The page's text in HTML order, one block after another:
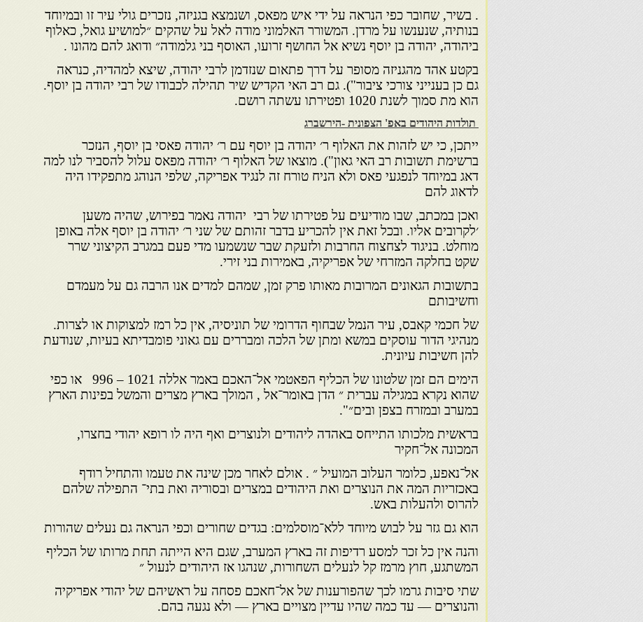
. בשיר, שחובר כפי הנראה על ידי איש מפאס, ושנמצא בגניזה, נזכרים גולי עיר זו ובמיוחד
בנותיה, שנענשו על מרדן. המשורר האלמוני מודה לאל על שהקים ״למושיע גואל, כאלוף
ביהודה, יהודה בן יוסף נשיא אל החושף זרועו, האוסף בני גלמודה״ ודואג להם מהונו .
בקטע אהד מהגניזה מסופר על דרך פתאום שנזדמן לרבי יהודה, שיצא למהדיה, כנראה
גם כן בענייני צורכי ציבור"). גם רב האי הקדיש שיר תהילה לכבודו של רבי יהודה בן יוסף.
הוא מת סמוך לשנת 1020 ופטירתו עשתה רושם.
תולדות היהודים באפ' הצפונית -הירשברג
ייתכן, כי יש לזהות את האלוף ר׳ יהודה בן יוסף עם ר׳ יהודה פאסי בן יוסף, הנזכר
ברשימת תשובות רב האי גאון"). מוצאו של האלוף ר׳ יהודה מפאס עלול להסביר לנו למה
דאג במיוחד לנפגעי פאס ולא הניח טורח זה לנגיד אפריקה, שלפי הנוהג מתפקידו היה
לדאוג להם
ואכן במכתב, שבו מודיעים על פטירתו של רבי יהודה נאמר בפירוש, שהיה משען
׳לקרובים אליו. ובכל זאת אין להכריע בדבר זהותם של שני ר׳ יהודה בן יוסף אלה באופן
מוחלט. בניגוד לצחצוח החרבות ולזעקת שבר שנשמעו מדי פעם במגרב הקיצוני שרר
שקט בחלקה המזרחי של אפריקיה, באמירות בני זירי.
בתשובות הגאונים המרובות מאותו פרק זמן, שמהם למדים אנו הרבה גם על מעמדם
וחשיבותם
של חכמי קאבס, עיר הנמל שבחוף הדרומי של תוניסיה, אין כל רמז למצוקות או לצרות.
מנהיגי הדור עוסקים במשא ומתן של הלכה ומבררים עם גאוני פומבדיתא בעיות, שנודעת
להן חשיבות עיונית.
הימים הם זמן שלטונו של הכליף הפאטמי אל־האכם באמר אללה 1021 – 996 או כפי
שהוא נקרא במגילה עברית ״ הדן באומר־אל , המולך בארץ מצרים והמשל בפינות הארץ
במערב ובמזרח בצפן ובים״".
בראשית מלכותו התייחס באהדה ליהודים ולנוצרים ואף היה לו רופא יהודי בחצרו,
המכונה אל־חקיר
אל־נאפע, כלומר העלוב המועיל ״ . אולם לאחר מכן שינה את טעמו והתחיל רודף
באכזריות המה את הנוצרים ואת היהודים במצרים ובסוריה ואת בתי־ התפילה שלהם
להרוס ולהעלות באש.
הוא גם גזר על לבוש מיוחד ללא־מוסלמים: בגדים שחורים וכפי הנראה גם נעלים שהורות
והנה אין כל זכר למסע רדיפות זה בארץ המערב, שגם היא הייתה תחת מרותו של הכליף
המשתגע, חוץ מרמז קל לנעלים השחורות, שנהגו אז היהודים לנעול ״
שתי סיבות גרמו לכך שהפורענות של אל־חאכם פסחה על ראשיהם של יהודי אפריקיה
והנוצרים — עד כמה שהיו עדיין מצויים בארץ — ולא נגעה בהם.